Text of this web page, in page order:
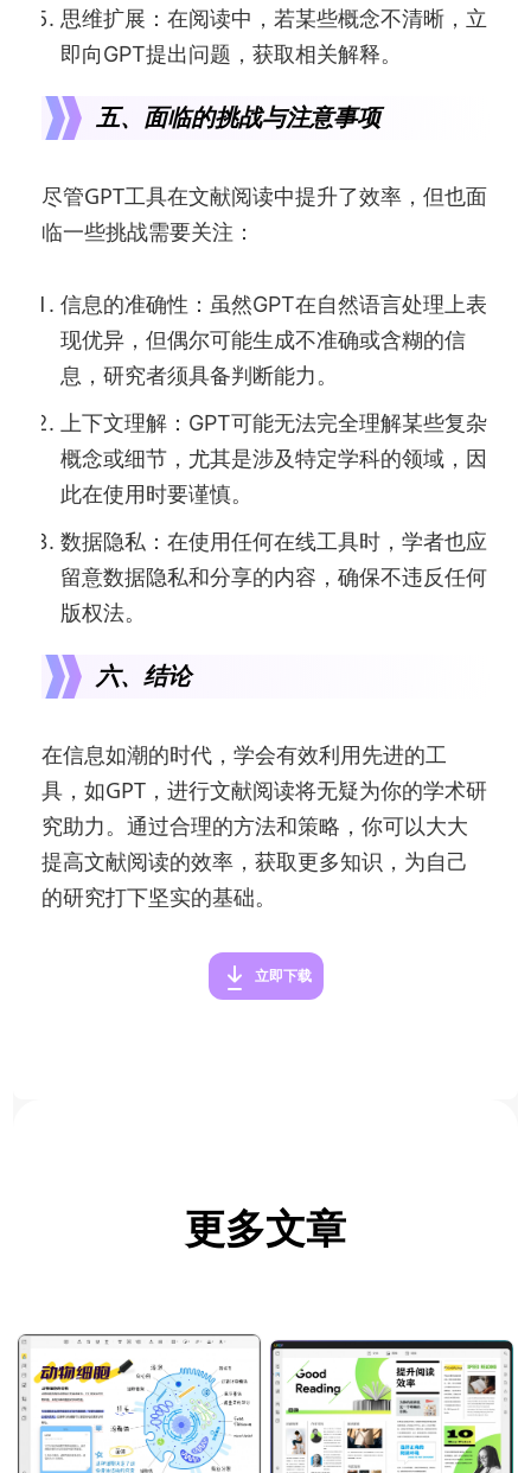
思维扩展：在阅读中，若某些概念不清晰，立
即向GPT提出问题，获取相关解释。
五、面临的挑战与注意事项
尽管GPT工具在文献阅读中提升了效率，但也面
临一些挑战需要关注：
信息的准确性：虽然GPT在自然语言处理上表
现优异，但偶尔可能生成不准确或含糊的信
息，研究者须具备判断能力。
上下文理解：GPT可能无法完全理解某些复杂
概念或细节，尤其是涉及特定学科的领域，因
此在使用时要谨慎。
数据隐私：在使用任何在线工具时，学者也应
留意数据隐私和分享的内容，确保不违反任何
版权法。
六、结论
在信息如潮的时代，学会有效利用先进的工
具，如GPT，进行文献阅读将无疑为你的学术研
究助力。通过合理的方法和策略，你可以大大
提高文献阅读的效率，获取更多知识，为自己
的研究打下坚实的基础。
立即下载
更多文章